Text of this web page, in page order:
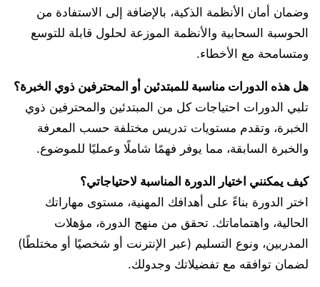
وضمان أمان الأنظمة الذكية، بالإضافة إلى الاستفادة من
الحوسبة السحابية والأنظمة الموزعة لحلول قابلة للتوسع
ومتسامحة مع الأخطاء.
هل هذه الدورات مناسبة للمبتدئين أو المحترفين ذوي الخبرة؟
تلبي الدورات احتياجات كل من المبتدئين والمحترفين ذوي
الخبرة، وتقدم مستويات تدريس مختلفة حسب المعرفة
والخبرة السابقة، مما يوفر فهمًا شاملًا وعمليًا للموضوع.
كيف يمكنني اختيار الدورة المناسبة لاحتياجاتي؟
اختر الدورة بناءً على أهدافك المهنية، مستوى مهاراتك
الحالية، واهتماماتك. تحقق من منهج الدورة، مؤهلات
المدربين، ونوع التسليم (عبر الإنترنت أو شخصيًا أو مختلطًا)
لضمان توافقه مع تفضيلاتك وجدولك.